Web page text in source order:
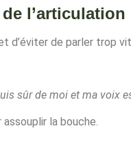
l’articulation
d’éviter de parler trop
sûr de moi et ma voix
la bouche.